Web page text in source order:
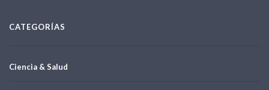
CATEGORÍAS
Ciencia & Salud